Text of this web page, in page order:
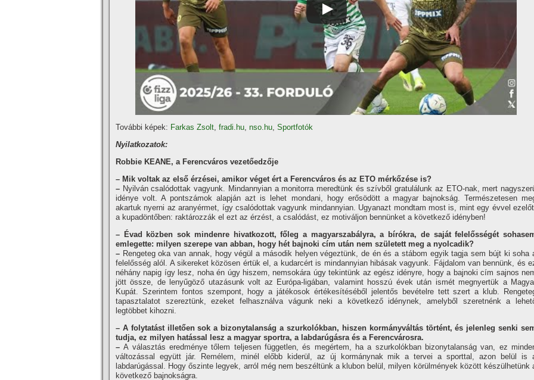
További képek: Farkas Zsolt, fradi.hu, nso.hu, Sportfotók
Nyilatkozatok:
Robbie KEANE, a Ferencváros vezetőedzője
– Mik voltak az első érzései, amikor véget ért a Ferencváros és az ETO mérkőzése is?
– Nyilván csalódottak vagyunk. Mindannyian a monitorra meredtünk és szívből gratulálunk az ETO-nak, mert
idénye volt. A pontszámok alapján azt is lehet mondani, hogy erősödött a magyar bajnokság. Természetesen
akartuk nyerni az aranyérmet, így csalódottak vagyunk mindannyian. Ugyanazt mondtam most is, mint egy évvel
a kupadöntőben: raktározzák el ezt az érzést, a csalódást, ez motiváljon bennünket a következő idényben!
– Évad közben sok mindenre hivatkozott, főleg a magyarszabályra, a bírókra, de saját felelősségét
emlegette: milyen szerepe van abban, hogy hét bajnoki cím után nem született meg a nyolcadik?
– Rengeteg oka van annak, hogy végül a második helyen végeztünk, de én és a stábom egyik tagja sem bújt ki soha
felelősség alól. A sikereket közösen értük el, a kudarcért is mindannyian hibásak vagyunk. Fájdalom van bennünk, és
néhány napig így lesz, noha én úgy hiszem, nemsokára úgy tekintünk az egész idényre, hogy a bajnoki cím sajnos
jött össze, de lenyűgöző utazásunk volt az Európa-ligában, valamint hosszú évek után ismét megnyertük a
Kupát. Szerintem fontos szempont, hogy a játékosok értékesítéséből jelentős bevételre tett szert a klub.
tapasztalatot szereztünk, ezeket felhasználva vágunk neki a következő idénynek, amelyből szeretnénk a
legtöbbet kihozni.
– A folytatást illetően sok a bizonytalanság a szurkolókban, hiszen kormányváltás történt, és jelenleg senki
tudja, ez milyen hatással lesz a magyar sportra, a labdarúgásra és a Ferencvárosra.
–A választás eredménye tőlem teljesen független, és megértem, ha a szurkolókban bizonytalanság van, ez
változással együtt jár. Remélem, minél előbb kiderül, az új kormánynak mik a tervei a sporttal, azon belül is
labdarúgással. Hogy őszinte legyek, arról még nem beszéltünk a klubon belül, milyen körülmények között készülhetünk
következő bajnokságra.